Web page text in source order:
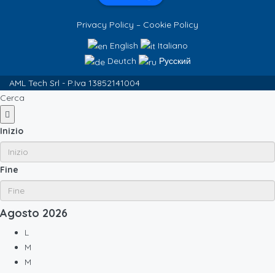
Privacy Policy – Cookie Policy
English
Italiano
Deutch
Русский
AML Tech Srl - P.Iva 13852141004
Cerca
Inizio
Fine
Agosto 2026
L
M
M